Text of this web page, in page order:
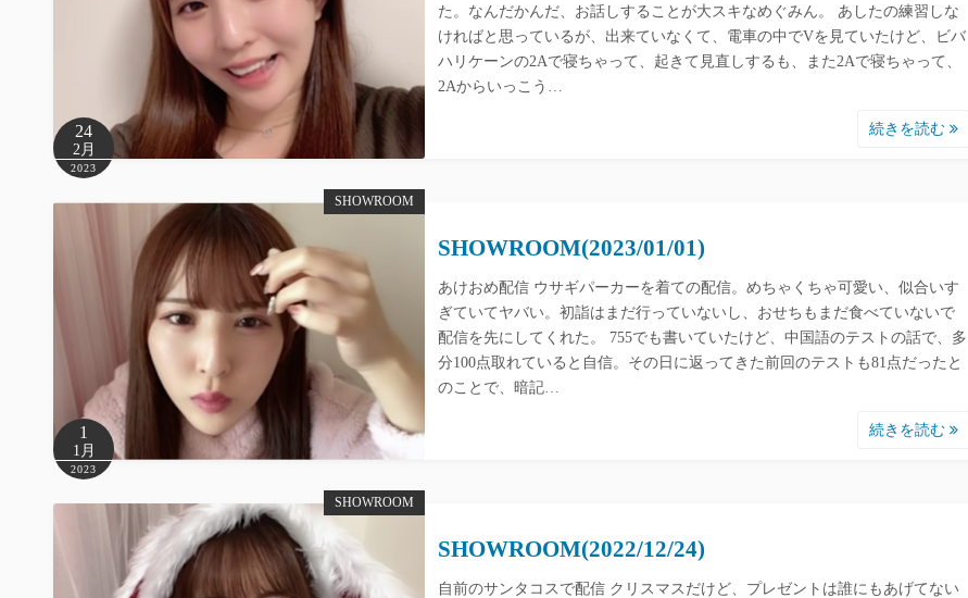
24
2月
2023
た。なんだかんだ、お話しすることが大スキなめぐみん。 あしたの練習しな
ければと思っているが、出来ていなくて、電車の中でVを見ていたけど、ビバ
ハリケーンの2Aで寝ちゃって、起きて見直しするも、また2Aで寝ちゃって、
2Aからいっこう…
続きを読む
SHOWROOM
1
1月
2023
SHOWROOM(2023/01/01)
あけおめ配信 ウサギパーカーを着ての配信。めちゃくちゃ可愛い、似合いす
ぎていてヤバい。初詣はまだ行っていないし、おせちもまだ食べていないで
配信を先にしてくれた。 755でも書いていたけど、中国語のテストの話で、多
分100点取れていると自信。その日に返ってきた前回のテストも81点だったと
のことで、暗記…
続きを読む
SHOWROOM
SHOWROOM(2022/12/24)
自前のサンタコスで配信 クリスマスだけど、プレゼントは誰にもあげてない